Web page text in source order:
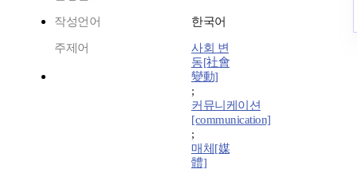
작성언어 한국어
주제어
사회 변
동[社會
變動]
;
커뮤니케이션
[communication]
;
매체[媒
體]